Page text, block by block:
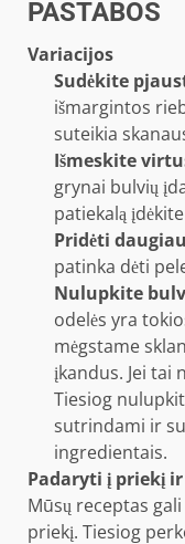
PASTABOS
Variacijos
Sudėkite
išmargintos
suteikia
Išmeskite
grynai bulvių
patiekalą
Pridėti
patinka dėti
Nulupkite
odelės yra
mėgstame
įkandus. Jei tai
Tiesiog
sutrindami ir
ingredientais.
Padaryti į priekį
Mūsų receptas
priekį. Tiesiog